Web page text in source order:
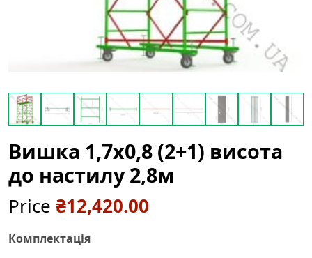
Вишка 1,7х0,8 (2+1) висота
до настилу 2,8м
Price ₴12,420.00
Комплектація